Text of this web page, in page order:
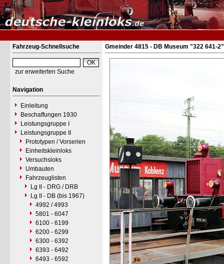
Fahrzeug-Schnellsuche
zur erweiterten Suche
Navigation
Einleitung
Beschaffungen 1930
Leistungsgruppe I
Leistungsgruppe II
Prototypen / Vorserien
Einheitskleinloks
Versuchsloks
Umbauten
Fahrzeuglisten
Lg II - DRG / DRB
Lg II - DB (bis 1967)
4992 / 4993
5801 - 6047
6100 - 6199
6200 - 6299
6300 - 6392
6393 - 6492
6493 - 6592
Gmeinder 4815 - DB Museum "322 641-2"